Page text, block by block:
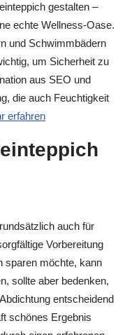
gestalten –
echte Wellness-Oase.
und Schwimmbädern
um Sicherheit zu
aus SEO und
die auch Feuchtigkeit
erfahren
auch für
Vorbereitung
sparen möchte, kann
sollte aber bedenken,
entscheidend
schönes Ergebnis